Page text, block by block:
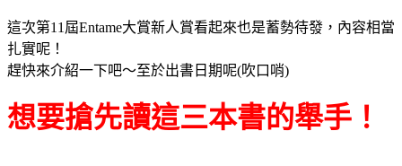
這次第11屆Entame大賞新人賞看起來也是蓄勢待發，內容相當
扎實呢！
趕快來介紹一下吧～至於出書日期呢(吹口哨)
想要搶先讀這三本書的舉手！